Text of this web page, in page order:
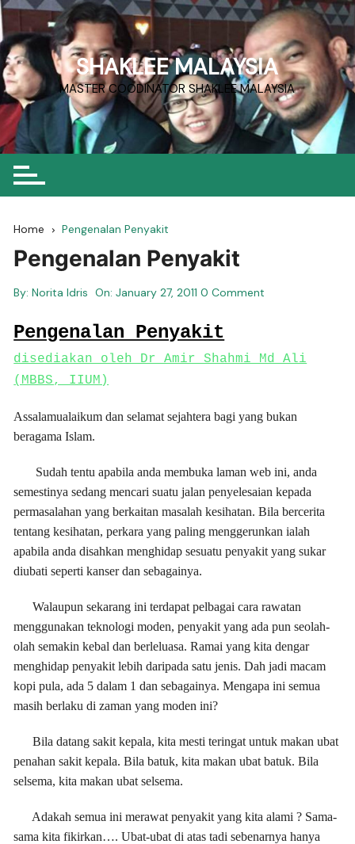
Skip
to
content
SHAKLEE MALAYSIA
MASTER COODINATOR SHAKLEE MALAYSIA
Home Pengenalan Penyakit
Pengenalan Penyakit
By: Norita Idris On:January 27, 2011 0 Comment
Pengenalan Penyakit
disediakan oleh Dr Amir Shahmi Md Ali
(MBBS, IIUM)
Assalamualaikum dan selamat sejahtera bagi yang bukan
beragama Islam.
Sudah tentu apabila anda membuka laman web ini, anda
semestinya sedang mencari suatu jalan penyelesaian kepada
permasalahan yang berkaitan masalah kesihatan. Bila bercerita
tentang kesihatan, perkara yang paling menggerunkan ialah
apabila anda disahkan menghidap sesuatu penyakit yang sukar
diubati seperti kanser dan sebagainya.
Walaupun sekarang ini terdapat pelbagai cara rawatan
menggunakan teknologi moden, penyakit yang ada pun seolah-
olah semakin kebal dan berleluasa. Ramai yang kita dengar
menghidap penyakit lebih daripada satu jenis. Dah jadi macam
kopi pula, ada 5 dalam 1 dan sebagainya. Mengapa ini semua
masih berlaku di zaman yang moden ini?
Bila datang sakit kepala, kita mesti teringat untuk makan ubat
penahan sakit kepala. Bila batuk, kita makan ubat batuk. Bila
selsema, kita makan ubat selsema.
Adakah semua ini merawat penyakit yang kita alami ? Sama-
sama kita fikirkan…. Ubat-ubat di atas tadi sebenarnya hanya